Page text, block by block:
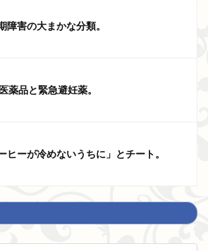
障害の大まかな分類。
薬品と緊急避妊薬。
ヒーが冷めないうちに」とチート。